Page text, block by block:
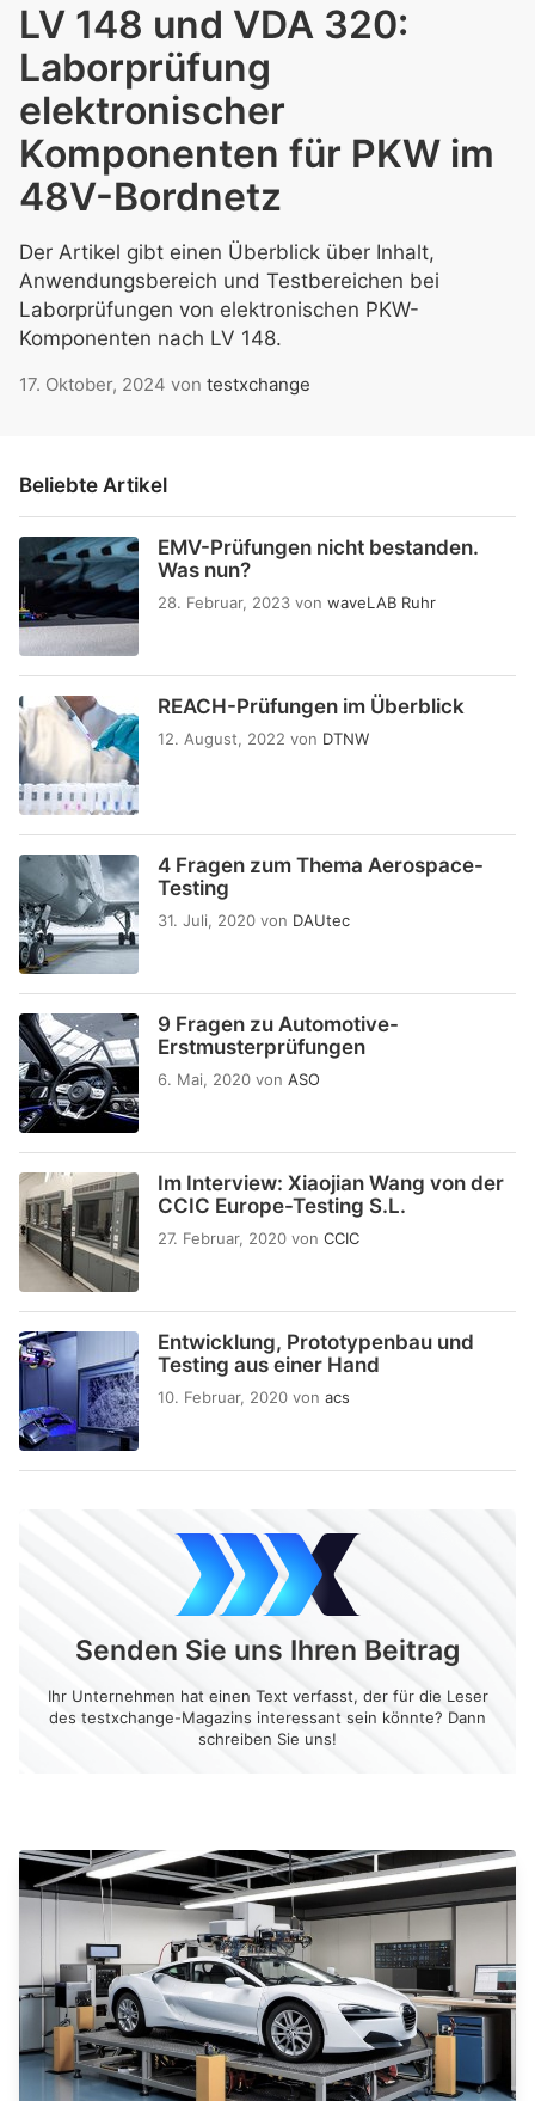
LV 148 und VDA 320:
Laborprüfung
elektronischer
Komponenten für PKW im
48V-Bordnetz
Der Artikel gibt einen Überblick über Inhalt,
Anwendungsbereich und Testbereichen bei
Laborprüfungen von elektronischen PKW-
Komponenten nach LV 148.
17. Oktober, 2024 von testxchange
Beliebte Artikel
EMV-Prüfungen nicht bestanden.
Was nun?
28. Februar, 2023 von waveLAB Ruhr
REACH-Prüfungen im Überblick
12. August, 2022 von DTNW
4 Fragen zum Thema Aerospace-
Testing
31. Juli, 2020 von DAUtec
9 Fragen zu Automotive-
Erstmusterprüfungen
6. Mai, 2020 von ASO
Im Interview: Xiaojian Wang von der
CCIC Europe-Testing S.L.
27. Februar, 2020 von CCIC
Entwicklung, Prototypenbau und
Testing aus einer Hand
10. Februar, 2020 von acs
Senden Sie uns Ihren Beitrag
Ihr Unternehmen hat einen Text verfasst, der für die Leser
des testxchange-Magazins interessant sein könnte? Dann
schreiben Sie uns!